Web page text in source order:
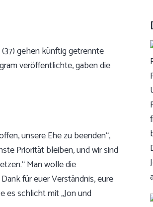
(37) gehen künftig getrennte
veröffentlichte, gaben die
unsere Ehe zu beenden“,
Priorität bleiben, und wir sind
Man wolle die
für euer Verständnis, eure
es schlicht mit „Jon und